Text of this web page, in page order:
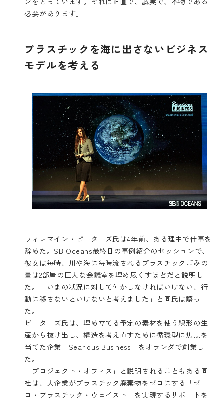
必要があります」
プラスチックを海に出さないビジネス
モデルを考える
ウィレマイン・ピーターズ氏は4年前、ある理由で仕事を
辞めた。SB Oceans最終日の事例紹介のセッションで、
彼女は毎時、川や海に毎時流されるプラスチックごみの
量は2部屋の巨大な会議室を埋め尽くすほどだと説明し
た。「いまの状況に対して何かしなければいけない、行
動に移さないといけないと考えました」と同氏は語っ
た。
ピーターズ氏は、埋め立てる予定の素材を使う線形の生
産から抜け出し、構造を考え直すために循環型に焦点を
当てた企業「Searious Business 」をオランダで創業し
た。
「プロジェクト・オフィス」と説明されることもある同
社は、大企業がプラスチック廃棄物をゼロにする「ゼ
ロ・プラスチック・ウェイスト」を実現するサポートを